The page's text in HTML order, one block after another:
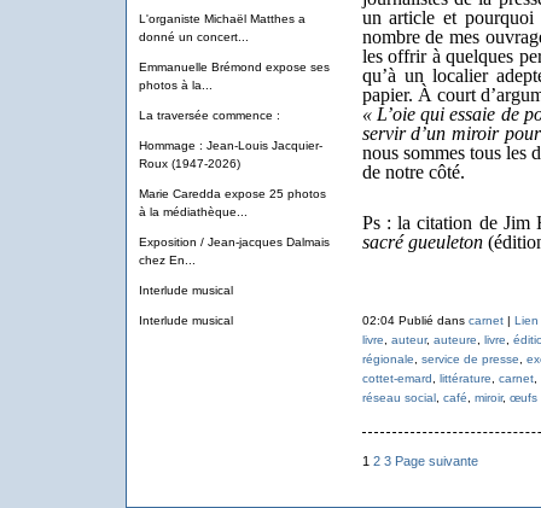
L'organiste Michaël Matthes a
donné un concert...
Emmanuelle Brémond expose ses
photos à la...
La traversée commence :
Hommage : Jean-Louis Jacquier-
Roux (1947-2026)
Marie Caredda expose 25 photos
à la médiathèque...
Exposition / Jean-jacques Dalmais
chez En...
Interlude musical
Interlude musical
un article et pourquoi
nombre de mes
les offrir à quelques
qu’à un localier
papier. À court
« L’oie qui essaie de
servir d’un miroir
nous sommes tous les
de notre côté.
Ps : la citation de Jim
sacré gueuleton
02:04 Publié dans carnet| Lien
livre, auteur, auteure, livre,
régionale, service de presse,
cottet-emard, littérature, carnet,
réseau social, café, miroir, œufs
1 2 3 Page suivante